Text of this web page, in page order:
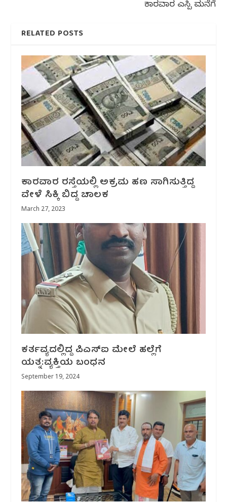
ಕಾರವಾರ ಎಸ್ಪಿ ಮನೆಗೆ
RELATED POSTS
ಕಾರವಾರ ರಸ್ತೆಯಲ್ಲಿ ಅಕ್ರಮ ಹಣ ಸಾಗಿಸುತ್ತಿದ್ದ
ವೇಳೆ ಸಿಕ್ಕಿ ಬಿದ್ದ ಚಾಲಕ
March 27, 2023
ಕರ್ತವ್ಯದಲ್ಲಿದ್ದ ಪಿಎಸ್ಐ ಮೇಲೆ ಹಲ್ಲೆಗೆ
ಯತ್ನ:ವ್ಯಕ್ತಿಯ ಬಂಧನ
September 19, 2024